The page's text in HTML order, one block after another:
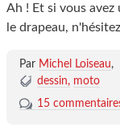
Ah ! Et si vous
le drapeau,
Par Michel Loiseau,
dessin
moto
15